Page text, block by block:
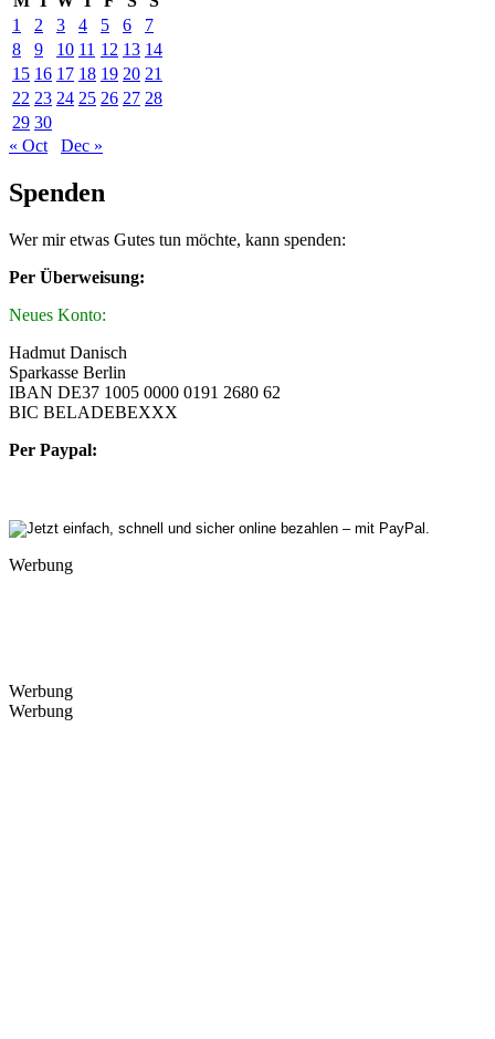
1
2 3 4 5 6
7
8
9 10 11 12 13 14
15 16 17 18 19 20 21
22 23 24 25 26 27 28
29 30
« Oct
Dec »
Spenden
Wer mir etwas Gutes tun möchte, kann spenden:
Per Überweisung:
Neues Konto:
Hadmut Danisch
Sparkasse Berlin
IBAN DE37 1005 0000 0191 2680 62
BIC BELADEBEXXX
Per Paypal:
Werbung
Werbung
Werbung